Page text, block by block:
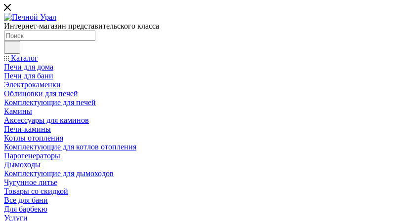
Интернет-магазин представительского класса
Каталог
Печи для дома
Печи для бани
Электрокаменки
Облицовки для печей
Комплектующие для печей
Камины
Аксессуары для каминов
Печи-камины
Котлы отопления
Комплектующие для котлов отопления
Парогенераторы
Дымоходы
Комплектующие для дымоходов
Чугунное литье
Товары со скидкой
Все для бани
Для барбекю
Услуги